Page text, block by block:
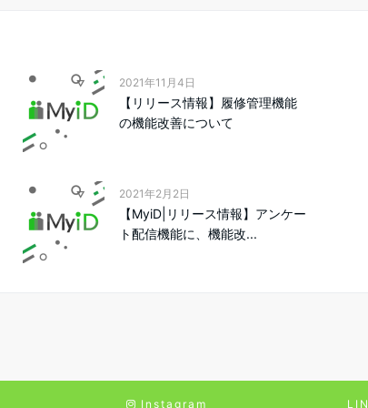
2021年11月4日
【リリース情報】履修管理機能
の機能改善について
2021年2月2日
【MyiD|リリース情報】アンケー
ト配信機能に、機能改...
Instagram